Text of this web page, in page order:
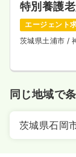
特別養護
エージェント
茨城県土浦市 /
同じ地域で
茨城県石岡